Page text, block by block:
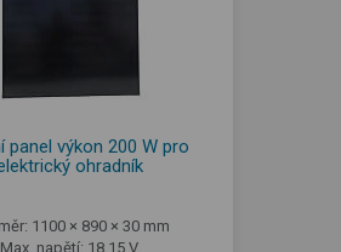
panel výkon 200 W pro
ohradník
1100 × 890 × 30 mm
Max. napětí: 18,15 V